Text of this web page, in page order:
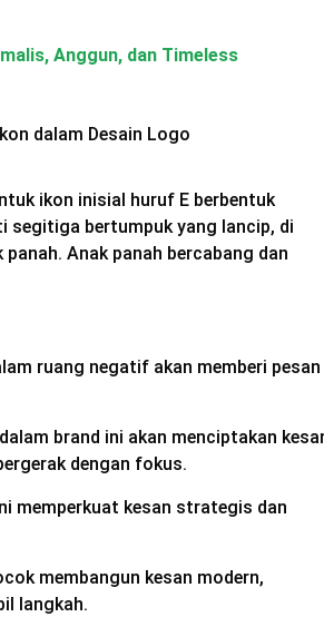
Anggun, dan Timeless
ikon inisial huruf E berbentuk
segitiga bertumpuk yang lancip, di
Anak panah bercabang dan
ruang negatif akan memberi pesan
brand ini akan menciptakan
dengan fokus.
memperkuat kesan strategis dan
membangun kesan modern,
langkah.